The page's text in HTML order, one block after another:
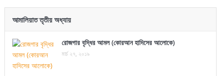
আমালিয়াত তৃতীয় অধ্যায়
রোজগার বৃদ্ধির আমল (কোরআন হাদিসের আলোকে)
মার্চ ২৭, ২০১৯